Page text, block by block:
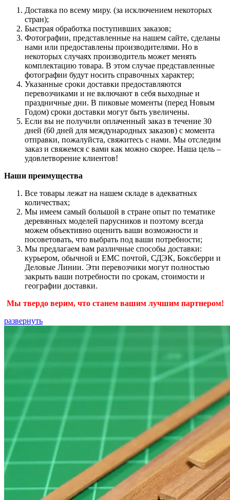
Доставка по всему миру. (за исключением некоторых
стран);
Быстрая обработка поступивших заказов;
Фотографии, представленные на нашем сайте, сделаны
нами или предоставлены производителями. Но в
некоторых случаях производитель может менять
комплектацию товара. В этом случае представленные
фотографии будут носить справочных характер;
Указанные сроки доставки предоставляются
перевозчиками и не включают в себя выходные и
праздничные дни. В пиковые моменты (перед Новым
Годом) сроки доставки могут быть увеличены.
Если вы не получили оплаченный заказ в течение 30
дней (60 дней для международных заказов) с момента
отправки, пожалуйста, свяжитесь с нами. Мы отследим
заказ и свяжемся с вами как можно скорее. Наша цель –
удовлетворение клиентов!
Наши преимущества
Все товары лежат на нашем складе в адекватных
количествах;
Мы имеем самый большой в стране опыт по тематике
деревянных моделей парусников и поэтому всегда
можем объективно оценить ваши возможности и
посоветовать, что выбрать под ваши потребности;
Мы предлагаем вам различные способы доставки:
курьером, обычной и ЕМС почтой, СДЭК, Боксберри и
Деловые Линии. Эти перевозчики могут полностью
закрыть ваши потребности по срокам, стоимости и
географии доставки.
Мы твердо верим, что станем вашим лучшим партнером!
развернуть